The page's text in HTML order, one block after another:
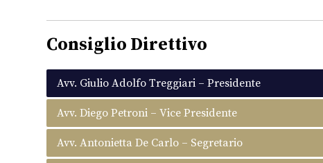
Consiglio Direttivo
Avv. Giulio Adolfo Treggiari – Presidente
Avv. Diego Petroni – Vice Presidente
Avv. Antonietta De Carlo – Segretario